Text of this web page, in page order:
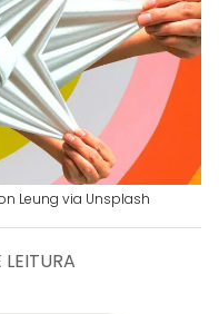
Leung via Unsplash